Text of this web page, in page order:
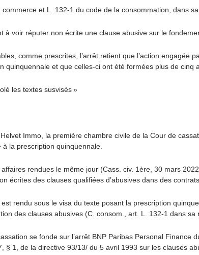
et L. 132-1 du code de la consommation, dans
à voir réputer non écrite une clause abusive sur le
comme prescrites, l’arrêt retient que l’action
quinquennale et que celles-ci ont été formées plus de cinq
les textes susvisés »
Immo, la première chambre civile de la Cour de
la prescription quinquennale.
rendues le même jour (Cass. civ. 1ère, 30 mars
écrites des clauses qualifiées d’abusives dans des
est rendu sous le visa du texte posant la prescription
des clauses abusives (C. consom., art. L. 132-1 dans
se fonde sur l’arrêt BNP Paribas Personal Finance
§ 1, de la directive 93/13/ du 5 avril 1993 sur les clauses